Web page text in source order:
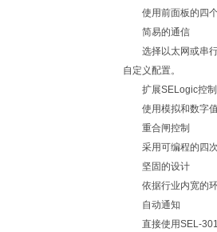
使用前面板的四个
简易的通信
选择以太网或串行
自定义配置。
扩展SELogic控制
使用模拟和数字值
重合闸控制
采用可编程的四次
坚固的设计
依据行业内宽的环
自动通知
直接使用SEL-